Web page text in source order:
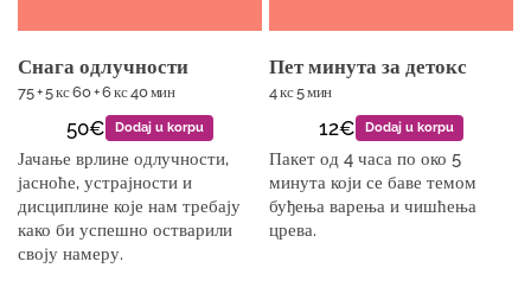
Снага одлучности
75 + 5 кс 60 + 6 кс 40 мин
50€ Dodaj u korpu
Јачање врлине одлучности,
јасноће, устрајности и
дисциплине које нам требају
како би успешно остварили
своју намеру.
Пет минута за детокс
4 кс 5 мин
12€ Dodaj u korpu
Пакет од 4 часа по око 5
минута који се баве темом
буђења варења и чишћења
црева.